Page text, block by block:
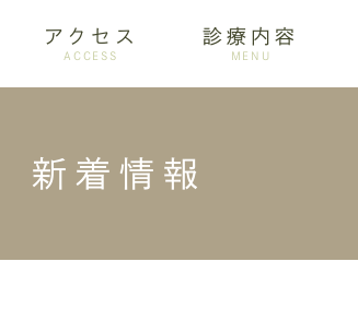
アクセス
ACCESS
診療内容
MENU
新着情報